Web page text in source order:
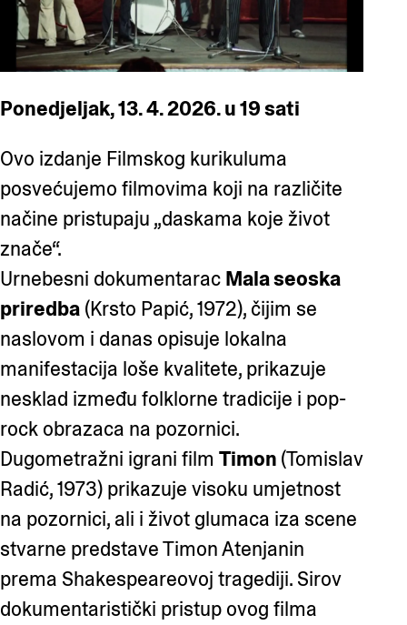
Ponedjeljak, 13. 4. 2026. u 19 sati
Ovo izdanje Filmskog kurikuluma
posvećujemo filmovima koji na različite
načine pristupaju „daskama koje život
znače“.
Urnebesni dokumentarac Mala seoska
priredba (Krsto Papić, 1972), čijim se
naslovom i danas opisuje lokalna
manifestacija loše kvalitete, prikazuje
nesklad između folklorne tradicije i pop-
rock obrazaca na pozornici.
Dugometražni igrani film Timon (Tomislav
Radić, 1973) prikazuje visoku umjetnost
na pozornici, ali i život glumaca iza scene
stvarne predstave Timon Atenjanin
prema Shakespeareovoj tragediji. Sirov
dokumentaristički pristup ovog filma